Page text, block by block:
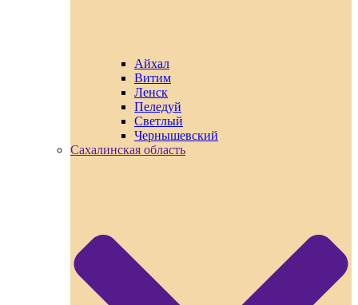
Айхал
Витим
Ленск
Пеледуй
Светлый
Чернышевский
Сахалинская область